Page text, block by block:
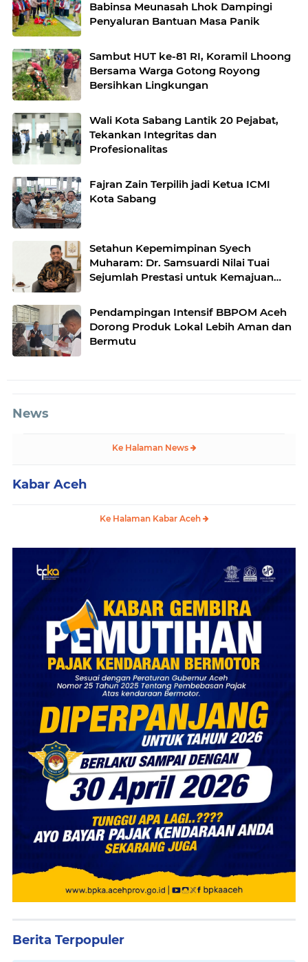
Babinsa Meunasah Lhok Dampingi
Penyaluran Bantuan Masa Panik
Sambut HUT ke-81 RI, Koramil Lhoong
Bersama Warga Gotong Royong
Bersihkan Lingkungan
Wali Kota Sabang Lantik 20 Pejabat,
Tekankan Integritas dan
Profesionalitas
Fajran Zain Terpilih jadi Ketua ICMI
Kota Sabang
Setahun Kepemimpinan Syech
Muharam: Dr. Samsuardi Nilai Tuai
Sejumlah Prestasi untuk Kemajuan
Pendampingan Intensif BBPOM Aceh
Dorong Produk Lokal Lebih Aman dan
Bermutu
News
Ke Halaman News
Kabar Aceh
Ke Halaman Kabar Aceh
Berita Terpopuler